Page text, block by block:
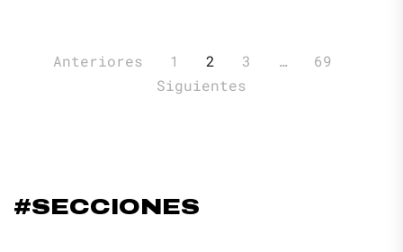
Paginación
Anteriores 1 2 3 …
69
Siguientes
#SECCIONES